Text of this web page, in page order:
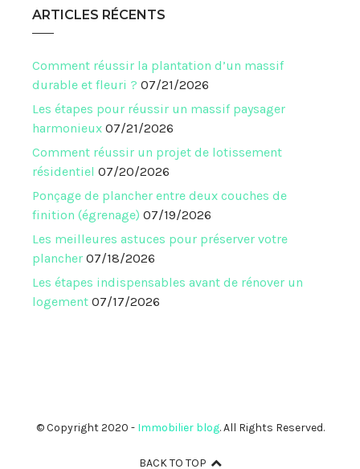
ARTICLES RÉCENTS
Comment réussir la plantation d’un massif
durable et fleuri ? 07/21/2026
Les étapes pour réussir un massif paysager
harmonieux 07/21/2026
Comment réussir un projet de lotissement
résidentiel 07/20/2026
Ponçage de plancher entre deux couches de
finition (égrenage) 07/19/2026
Les meilleures astuces pour préserver votre
plancher 07/18/2026
Les étapes indispensables avant de rénover un
logement 07/17/2026
© Copyright 2020 - Immobilier blog. All Rights Reserved.
BACK TO TOP